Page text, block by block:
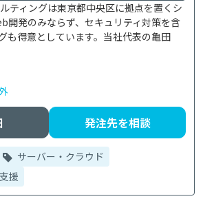
ティングは東京都中央区に拠点を置くシ
開発のみならず、セキュリティ対策を含
も得意としています。当社代表の亀田
発注先を相談
サーバー・クラウド
援